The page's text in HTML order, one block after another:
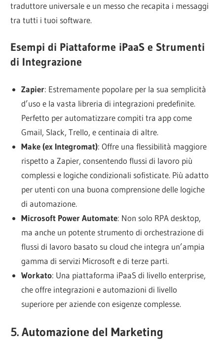
traduttore universale e un messo che recapita i messaggi
tra tutti i tuoi software.
Esempi di Piattaforme iPaaS e Strumenti
di Integrazione
Zapier: Estremamente popolare per la sua semplicità
d’uso e la vasta libreria di integrazioni predefinite.
Perfetto per automatizzare compiti tra app come
Gmail, Slack, Trello, e centinaia di altre.
Make (ex Integromat): Offre una flessibilità maggiore
rispetto a Zapier, consentendo flussi di lavoro più
complessi e logiche condizionali sofisticate. Più adatto
per utenti con una buona comprensione delle logiche
di automazione.
Microsoft Power Automate: Non solo RPA desktop,
ma anche un potente strumento di orchestrazione di
flussi di lavoro basato su cloud che integra un’ampia
gamma di servizi Microsoft e di terze parti.
Workato: Una piattaforma iPaaS di livello enterprise,
che offre integrazioni e automazioni di livello
superiore per aziende con esigenze complesse.
5. Automazione del Marketing